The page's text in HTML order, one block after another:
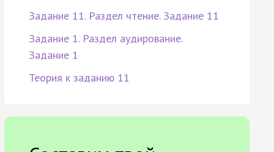
Задание 11. Раздел чтение. Задание 11
Задание 1. Раздел аудирование.
Задание 1
Теория к заданию 11